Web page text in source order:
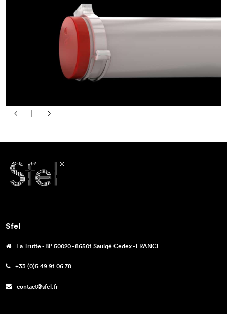
Sfel
La Trutte - BP 50020 - 86501 Saulgé Cedex - FRANCE
+33 (0)5 49 91 06 78
contact@sfel.fr